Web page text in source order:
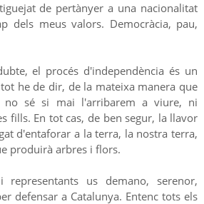
de pertànyer a una nacionalitat
dels meus valors. Democràcia, pau,
el procés d'independència és un
he de dir, de la mateixa manera que
no sé si mai l'arribarem a viure, ni
fills. En tot cas, de ben segur, la llavor
d'entaforar a la terra, la nostra terra,
produirà arbres i flors.
us demano, serenor,
defensar a Catalunya. Entenc tots els